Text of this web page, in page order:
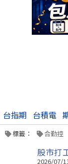
台指期 台積電
標籤： 合勤控
股市打
2026/07/